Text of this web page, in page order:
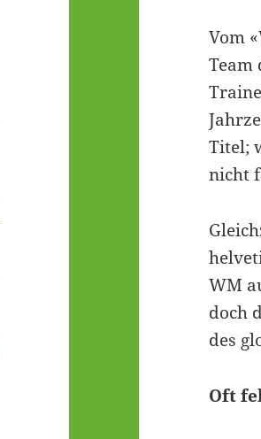
Vom
Team
Titel;
nicht
WM
doch
des
Oft